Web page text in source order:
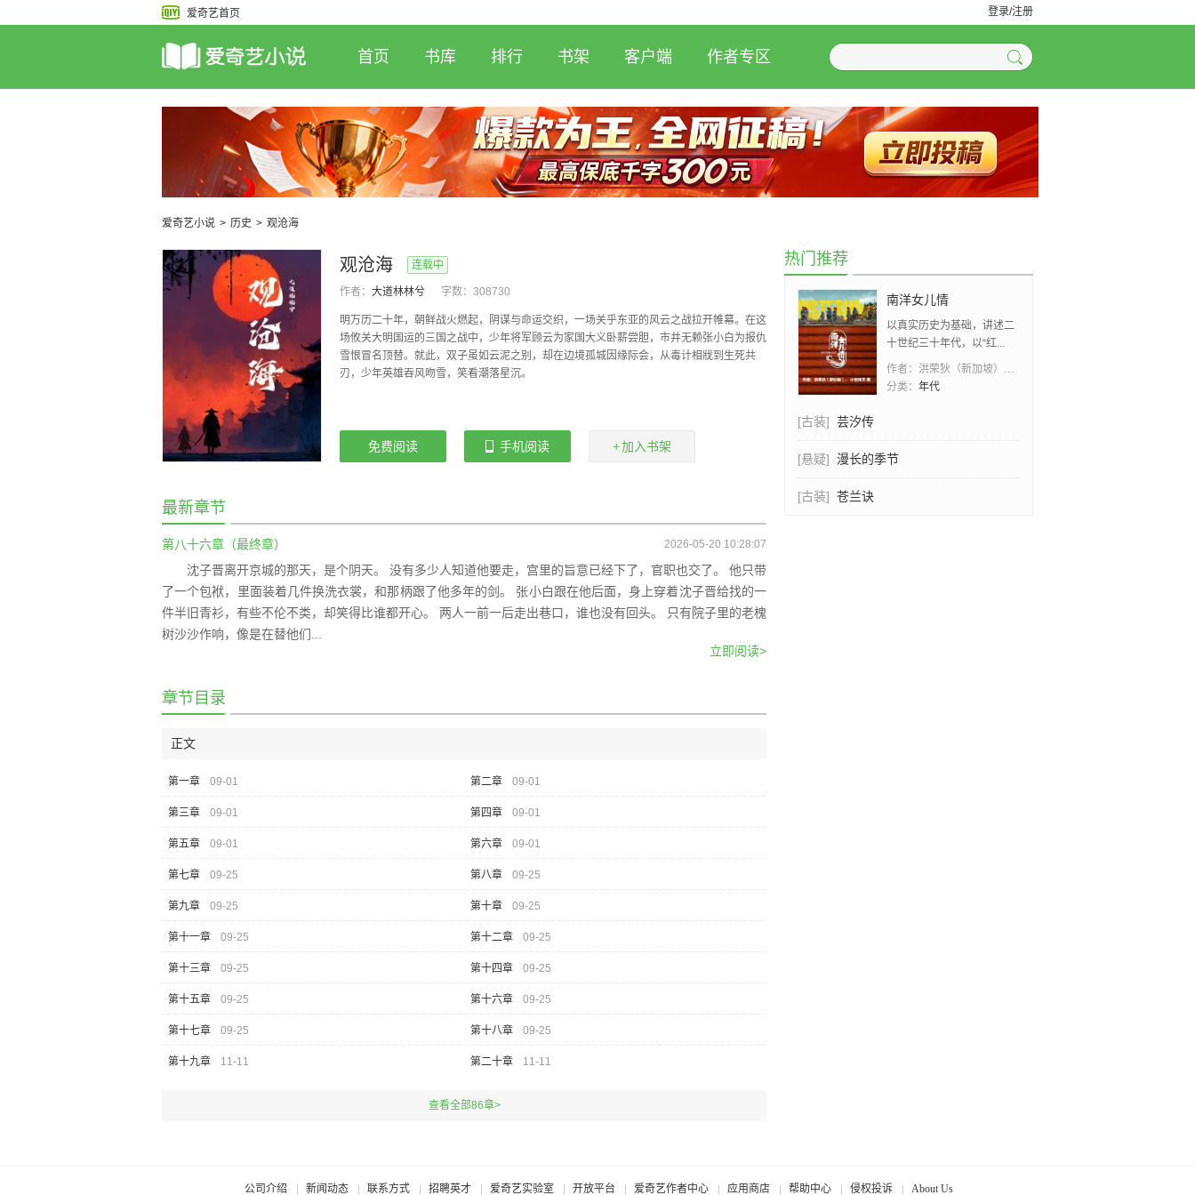
爱奇艺首页 登录/注册
首页 书库 排行 书架 客户端 作者专区
爱奇艺小说 > 历史 > 观沧海
观沧海 连载中
作者： 大道林林兮 字数： 308730
明万历二十年，朝鲜战火燃起，阴谋与命运交织，一场关乎东亚的风云之战拉开帷幕。在这
场攸关大明国运的三国之战中，少年将军顾云为家国大义卧薪尝胆，市井无赖张小白为报仇
雪恨冒名顶替。就此，双子虽如云泥之别，却在边境孤城因缘际会，从毒计相戕到生死共
刃，少年英雄吞风吻雪，笑看潮落星沉。
免费阅读 手机阅读 加入书架
最新章节
2026-05-20 10:28:07
第八十六章（最终章）
沈子晋离开京城的那天，是个阴天。 没有多少人知道他要走，宫里的旨意已经下了，官职也交了。 他只带
了一个包袱，里面装着几件换洗衣裳，和那柄跟了他多年的剑。 张小白跟在他后面，身上穿着沈子晋给找的一
件半旧青衫，有些不伦不类，却笑得比谁都开心。 两人一前一后走出巷口，谁也没有回头。 只有院子里的老槐
树沙沙作响，像是在替他们...
立即阅读>
章节目录
正文
第一章 09-01 第二章 09-01
第三章 09-01 第四章 09-01
第五章 09-01 第六章 09-01
第七章 09-25 第八章 09-25
第九章 09-25 第十章 09-25
第十一章 09-25 第十二章 09-25
第十三章 09-25 第十四章 09-25
第十五章 09-25 第十六章 09-25
第十七章 09-25 第十八章 09-25
第十九章 11-11 第二十章 11-11
查看全部86章>
热门推荐
南洋女儿情
以真实历史为基础，讲述二
十世纪三十年代，以“红...
作者：
洪荣狄（新加坡）、 小吉祥天
分类： 年代
[古装] 芸汐传
[悬疑] 漫长的季节
[古装] 苍兰诀
公司介绍 新闻动态 联系方式 招聘英才 爱奇艺实验室 开放平台 爱奇艺作者中心 应用商店 帮助中心 侵权投诉 About Us